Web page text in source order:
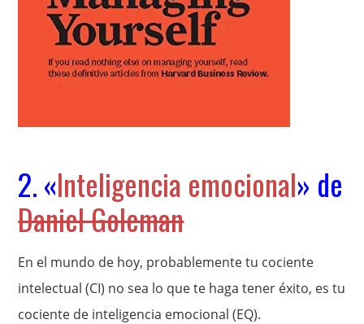
2. «Inteligencia emocional» de
Daniel Goleman
En el mundo de hoy, probablemente tu cociente
intelectual (CI) no sea lo que te haga tener éxito, es tu
cociente de inteligencia emocional (EQ).